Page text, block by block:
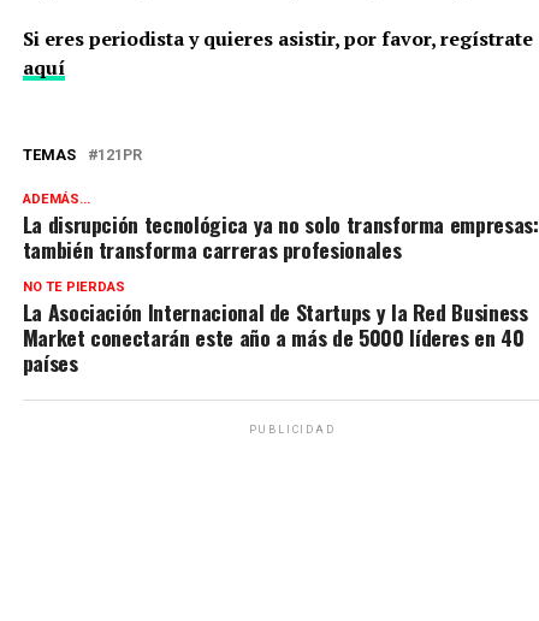
Si eres periodista y quieres asistir, por favor, regístrate
aquí
TEMAS 121PR
ADEMÁS...
La disrupción tecnológica ya no solo transforma empresas:
también transforma carreras profesionales
NO TE PIERDAS
La Asociación Internacional de Startups y la Red Business
Market conectarán este año a más de 5000 líderes en 40
países
PUBLICIDAD